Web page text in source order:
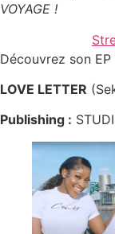
VOYAGE !
Découvrez son
LOVE LETTER
Publishing :